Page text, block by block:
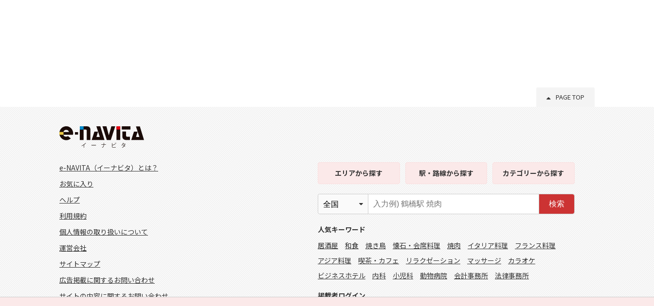
PAGE TOP
e-NAVITA（イーナビタ）とは？
お気に入り
ヘルプ
利用規約
個人情報の取り扱いについて
運営会社
サイトマップ
広告掲載に関するお問い合わせ
サイトの内容に関するお問い合わせ
エリアから探す 駅・路線から探す カテゴリーから探す
検索
人気キーワード
居酒屋
和食 焼き鳥 懐石・会席料理 焼肉 イタリア料理
フランス料理
アジア料理
喫茶・カフェ リラクゼーション マッサージ
カラオケ
ビジネスホテル
内科 小児科 動物病院 会計事務所 法律事務所
掲載者ログイン